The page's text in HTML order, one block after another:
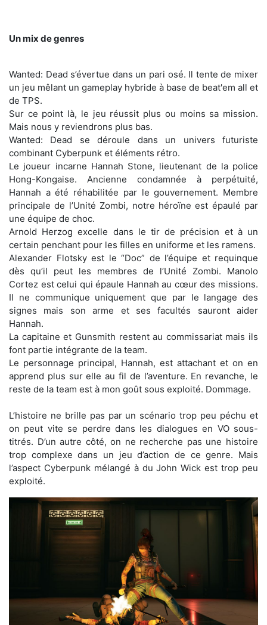
Un mix de genres
Wanted: Dead s’évertue dans un pari osé. Il tente de mixer
un jeu mêlant un gameplay hybride à base de beat'em all et
de TPS.
Sur ce point là, le jeu réussit plus ou moins sa mission.
Mais nous y reviendrons plus bas.
Wanted: Dead se déroule dans un univers futuriste
combinant Cyberpunk et éléments rétro.
Le joueur incarne Hannah Stone, lieutenant de la police
Hong-Kongaise. Ancienne condamnée à perpétuité,
Hannah a été réhabilitée par le gouvernement. Membre
principale de l’Unité Zombi, notre héroïne est épaulé par
une équipe de choc.
Arnold Herzog excelle dans le tir de précision et à un
certain penchant pour les filles en uniforme et les ramens.
Alexander Flotsky est le “Doc” de l’équipe et requinque
dès qu’il peut les membres de l’Unité Zombi. Manolo
Cortez est celui qui épaule Hannah au cœur des missions.
Il ne communique uniquement que par le langage des
signes mais son arme et ses facultés sauront aider
Hannah.
La capitaine et Gunsmith restent au commissariat mais ils
font partie intégrante de la team.
Le personnage principal, Hannah, est attachant et on en
apprend plus sur elle au fil de l’aventure. En revanche, le
reste de la team est à mon goût sous exploité. Dommage.
L’histoire ne brille pas par un scénario trop peu péchu et
on peut vite se perdre dans les dialogues en VO sous-
titrés. D’un autre côté, on ne recherche pas une histoire
trop complexe dans un jeu d’action de ce genre. Mais
l’aspect Cyberpunk mélangé à du John Wick est trop peu
exploité.